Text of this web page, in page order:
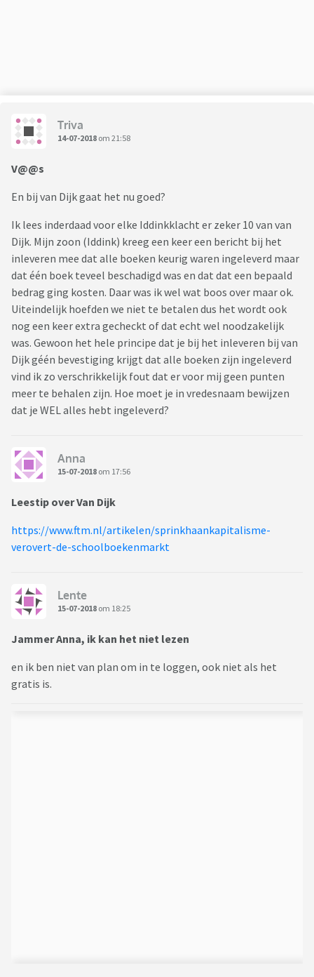
Triva
14-07-2018 om 21:58
V@@s
En bij van Dijk gaat het nu goed?
Ik lees inderdaad voor elke Iddinkklacht er zeker 10 van van
Dijk. Mijn zoon (Iddink) kreeg een keer een bericht bij het
inleveren mee dat alle boeken keurig waren ingeleverd maar
dat één boek teveel beschadigd was en dat dat een bepaald
bedrag ging kosten. Daar was ik wel wat boos over maar ok.
Uiteindelijk hoefden we niet te betalen dus het wordt ook
nog een keer extra gecheckt of dat echt wel noodzakelijk
was. Gewoon het hele principe dat je bij het inleveren bij van
Dijk géén bevestiging krijgt dat alle boeken zijn ingeleverd
vind ik zo verschrikkelijk fout dat er voor mij geen punten
meer te behalen zijn. Hoe moet je in vredesnaam bewijzen
dat je WEL alles hebt ingeleverd?
Anna
15-07-2018 om 17:56
Leestip over Van Dijk
https://www.ftm.nl/artikelen/sprinkhaankapitalisme-
verovert-de-schoolboekenmarkt
Lente
15-07-2018 om 18:25
Jammer Anna, ik kan het niet lezen
en ik ben niet van plan om in te loggen, ook niet als het
gratis is.